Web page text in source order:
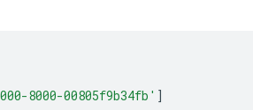
8000-00805f9b34fb' ]